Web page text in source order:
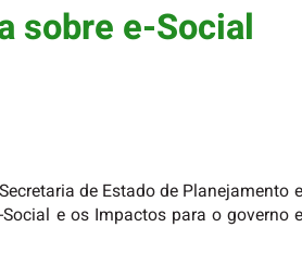
sobre e-Social
de Estado de Planejamento
e os Impactos para o